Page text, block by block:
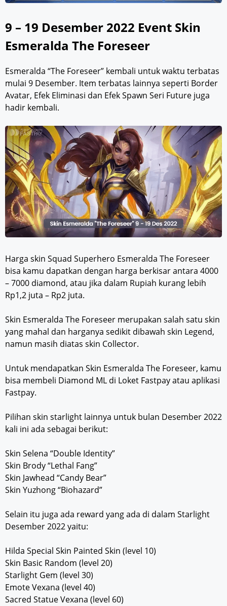
9 – 19 Desember 2022 Event Skin
Esmeralda The Foreseer
Esmeralda “The Foreseer” kembali untuk waktu terbatas
mulai 9 Desember. Item terbatas lainnya seperti Border
Avatar, Efek Eliminasi dan Efek Spawn Seri Future juga
hadir kembali.
Harga skin Squad Superhero Esmeralda The Foreseer
bisa kamu dapatkan dengan harga berkisar antara 4000
– 7000 diamond, atau jika dalam Rupiah kurang lebih
Rp1,2 juta – Rp2 juta.
Skin Esmeralda The Foreseer merupakan salah satu skin
yang mahal dan harganya sedikit dibawah skin Legend,
namun masih diatas skin Collector.
Untuk mendapatkan Skin Esmeralda The Foreseer, kamu
bisa membeli Diamond ML di Loket Fastpay atau aplikasi
Fastpay.
Pilihan skin starlight lainnya untuk bulan Desember 2022
kali ini ada sebagai berikut:
Skin Selena “Double Identity”
Skin Brody “Lethal Fang”
Skin Jawhead “Candy Bear”
Skin Yuzhong “Biohazard”
Selain itu juga ada reward yang ada di dalam Starlight
Desember 2022 yaitu:
Hilda Special Skin Painted Skin (level 10)
Skin Basic Random (level 20)
Starlight Gem (level 30)
Emote Vexana (level 40)
Sacred Statue Vexana (level 60)